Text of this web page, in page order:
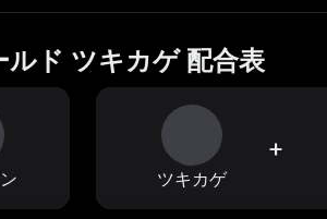
ルド ツキカゲ 配合表
ツキカゲ
+